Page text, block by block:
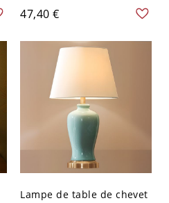
en Céramique Dirigée
vers le Bas avec Abat-jour
en Tissu pour Usage
Résidentiel, Bordeaux,
110V-120V
47,40 €
Lampe de table de chevet